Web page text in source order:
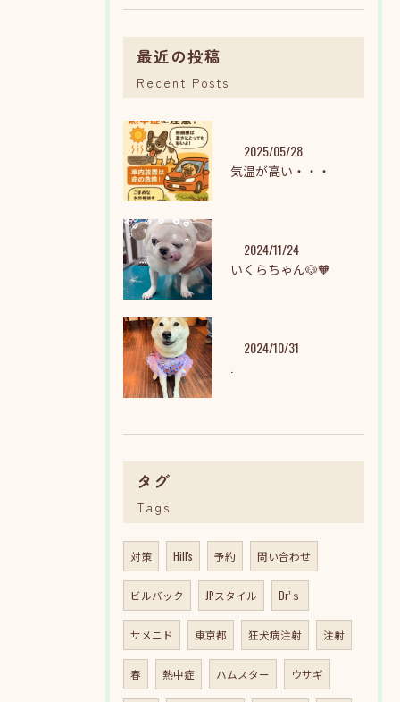
最近の投稿
Recent Posts
2025/05/28
気温が高い・・・
2024/11/24
いくらちゃん🐶🧡
2024/10/31
タグ
Tags
対策 Hill's 予約 問い合わせ
ビルバック JPスタイル Dr’ｓ
サメニド 東京都 狂犬病注射 注射
春 熱中症 ハムスター ウサギ